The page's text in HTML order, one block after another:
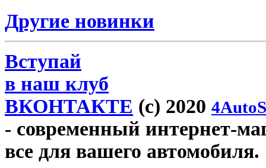
Другие новинки
Вступай
в наш клуб
ВКОНТАКТЕ (c) 2020
- современный интернет-
все для вашего автомобиля.